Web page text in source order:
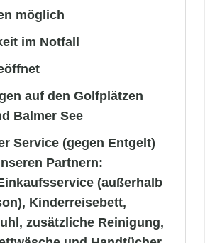
möglich
im Notfall
auf den Golfplätzen
Balmer See
Service (gegen Entgelt)
Partnern:
(außerhalb
Kinderreisebett,
zusätzliche Reinigung,